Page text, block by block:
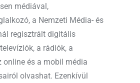
médiával,
a Nemzeti Média- és
regisztrált digitális
a rádiók, a
és a mobil média
olvashat. Ezenkívül